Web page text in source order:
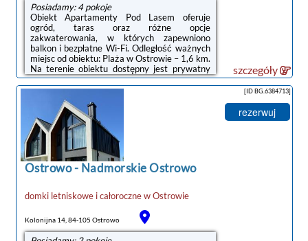
Posiadamy: 4 pokoje
Obiekt Apartamenty Pod Lasem oferuje
ogród, taras oraz różne opcje
zakwaterowania, w których zapewniono
balkon i bezpłatne Wi-Fi. Odległość ważnych
miejsc od obiektu: Plaża w Ostrowie – 1,6 km.
Na terenie obiektu dostępny jest prywatny
parking.We wszystkich opcjach
zakwaterowania zapewniono część
wypoczynkową z rozkładaną sofą, jadalnię
oraz kuchnię z pełnym wyposażeniem, w tym
lodówką, piekarnikiem i płytą
kuchenną.Odległość ważnych miejsc od
obiektu: Port Gdynia – 46 km, Stocznia
Gdynia – 49 km. Lotnisko Lotnisko Gdańsk-
Rębiechowo znajduje się 71 km od ...
szczegóły
Ostrowo- Nadmorskie Ostrowo
domki letniskowe i całorocznewOstrowie
Kolonijna 14, 84-105 Ostrowo
[ID BG.6384713]
rezerwuj